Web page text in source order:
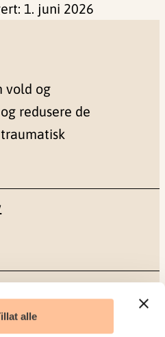
alle
1. juni 2026
vold og
redusere de